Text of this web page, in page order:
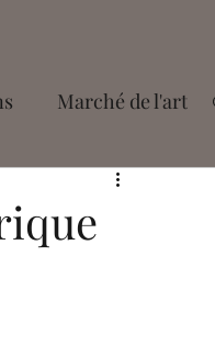
Marché de l'art